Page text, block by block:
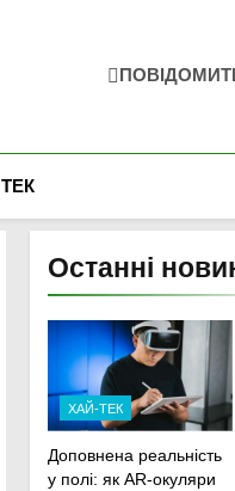
Останні
ХАЙ-ТЕК
Доповнена реальність
у полі: як AR-окуляри